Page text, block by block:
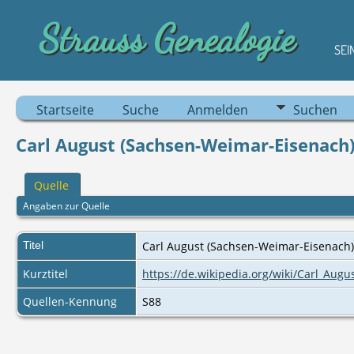
Strauss Genealogie
Startseite Suche Anmelden Suchen
Carl August (Sachsen-Weimar-
Quelle
Angaben zur Quelle
Titel
Carl August (Sachsen-Weimar-
Kurztitel
https://de.wikipedia.org/wiki/
Quellen-Kennung
S88